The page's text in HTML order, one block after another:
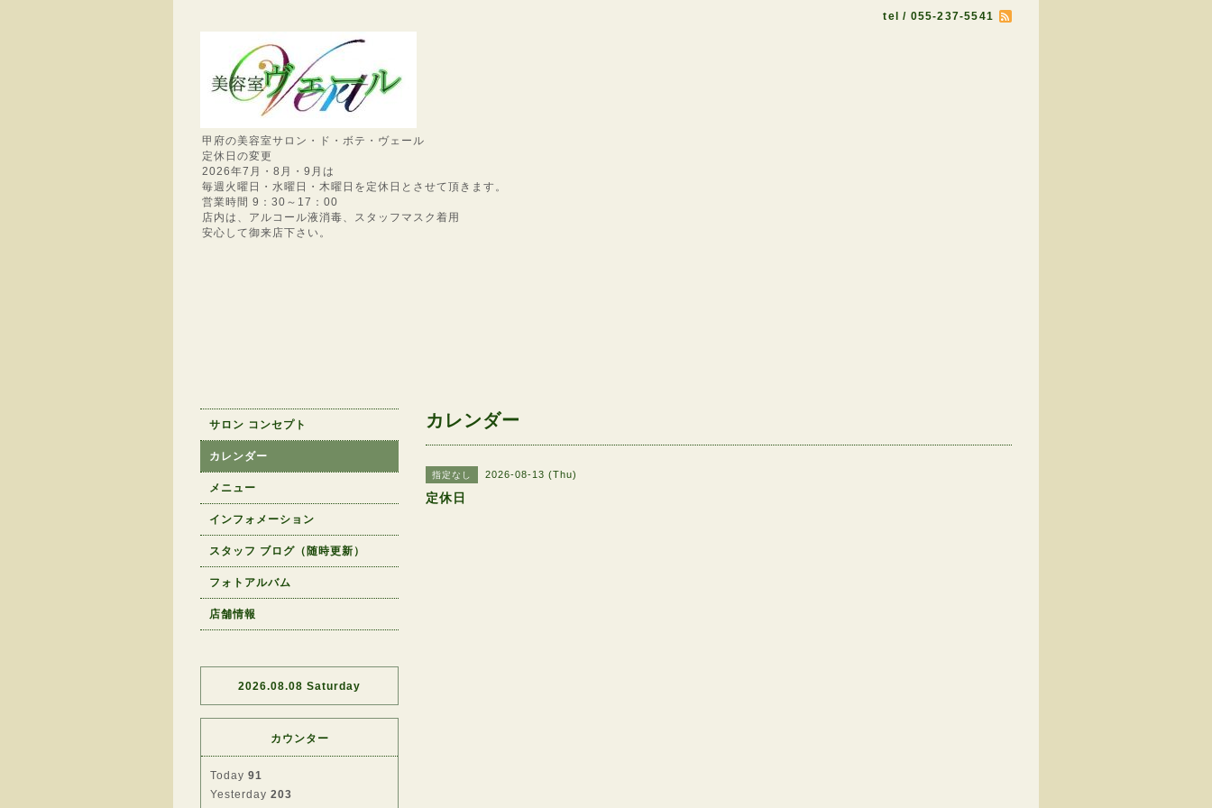
tel / 055-237-5541
甲府の美容室サロン・ド・ボテ・ヴェール
定休日の変更
2026年7月・8月・9月は
毎週火曜日・水曜日・木曜日を定休日とさせて頂きます。
営業時間 9：30～17：00
店内は、アルコール液消毒、スタッフマスク着用
安心して御来店下さい。
カレンダー
指定なし 2026-08-13 (Thu)
定休日
サロン コンセプト
カレンダー
メニュー
インフォメーション
スタッフ ブログ（随時更新）
フォトアルバム
店舗情報
2026.08.08 Saturday
カウンター
Today 91
Yesterday 203